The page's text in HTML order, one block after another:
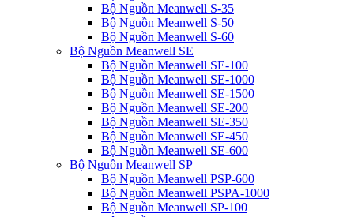
Bộ Nguồn Meanwell S-35
Bộ Nguồn Meanwell S-50
Bộ Nguồn Meanwell S-60
Bộ Nguồn Meanwell SE
Bộ Nguồn Meanwell SE-100
Bộ Nguồn Meanwell SE-1000
Bộ Nguồn Meanwell SE-1500
Bộ Nguồn Meanwell SE-200
Bộ Nguồn Meanwell SE-350
Bộ Nguồn Meanwell SE-450
Bộ Nguồn Meanwell SE-600
Bộ Nguồn Meanwell SP
Bộ Nguồn Meanwell PSP-600
Bộ Nguồn Meanwell PSPA-1000
Bộ Nguồn Meanwell SP-100